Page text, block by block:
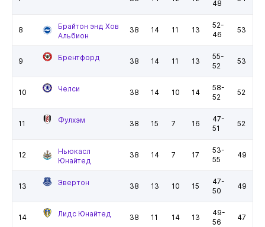
48
8
Брайтон энд Хов
Альбион
38 14 11 13
52-
46
53
9 Брентфорд 38 14 11 13
55-
52
53
10 Челси 38 14 10 14
58-
52
52
11 Фулхэм 38 15 7 16
47-
51
52
12
Ньюкасл
Юнайтед
38 14 7 17
53-
55
49
13 Эвертон 38 13 10 15
47-
50
49
14 Лидс Юнайтед 38 11 14 13
49-
56
47